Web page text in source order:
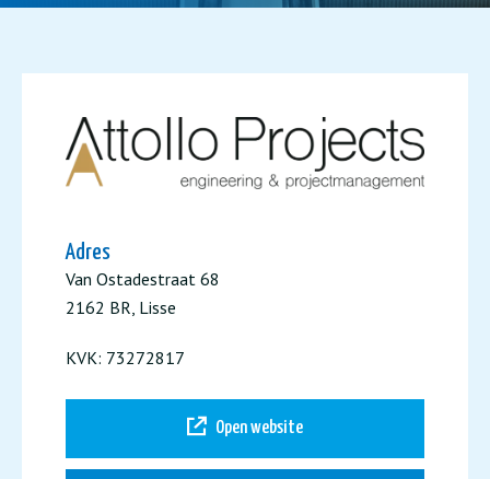
Adres
Van Ostadestraat 68
2162 BR, Lisse
KVK: 73272817
Open website